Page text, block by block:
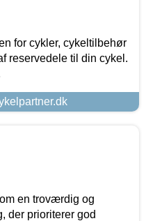
for cykler, cykeltilbehør
reservedele til din cykel.
en troværdig og
der prioriterer god